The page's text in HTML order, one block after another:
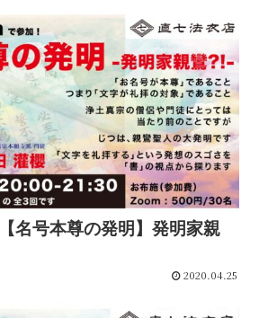
名号本尊の発明】発明家親
2020.04.25